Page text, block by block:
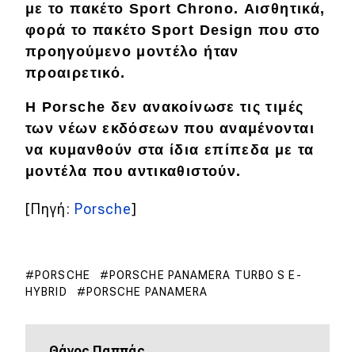
με το πακέτο Sport Chrono. Αισθητικά,
φορά το πακέτο Sport Design που στο
προηγούμενο μοντέλο ήταν
προαιρετικό.
H Porsche δεν ανακοίνωσε τις τιμές
των νέων εκδόσεων που αναμένονται
να κυμανθούν στα ίδια επίπεδα με τα
μοντέλα που αντικαθιστούν.
[Πηγή: Porsche]
PORSCHE
PORSCHE PANAMERA TURBO S E-
HYBRID
PORSCHE PANAMERA